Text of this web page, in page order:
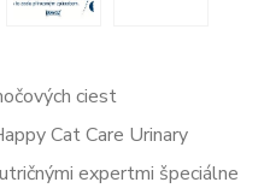
ciest
Cat Care Urinary
expertmi špeciálne